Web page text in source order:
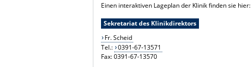
Einen interaktiven Lageplan der Klinik finden sie hier:
Sekretariat des Klinikdirektors
Fr. Scheid
Tel.: 0391-67-13571
Fax: 0391-67-13570